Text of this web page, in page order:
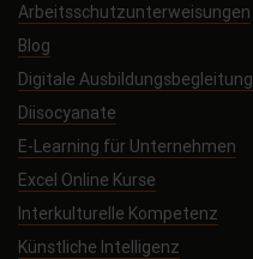
Arbeitsschutzunterweisungen
Blog
Digitale Ausbildungsbegleitung
Diisocyanate
E-Learning für Unternehmen
Excel Online Kurse
Interkulturelle Kompetenz
Künstliche Intelligenz